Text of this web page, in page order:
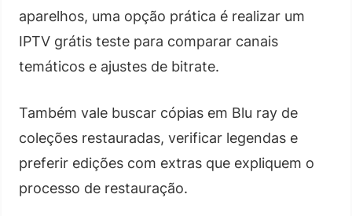
aparelhos, uma opção prática é realizar um
IPTV grátis teste para comparar canais
temáticos e ajustes de bitrate.
Também vale buscar cópias em Blu ray de
coleções restauradas, verificar legendas e
preferir edições com extras que expliquem o
processo de restauração.